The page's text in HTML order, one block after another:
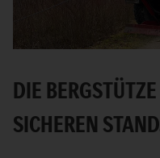
DIE
SICHEREN